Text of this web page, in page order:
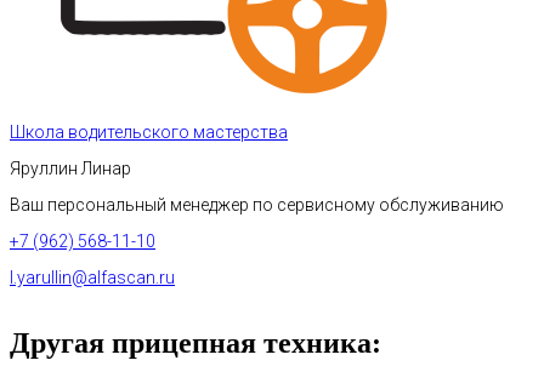
Школа водительского мастерства
Яруллин Линар
Ваш персональный менеджер по сервисному обслуживанию
+7 (962) 568-11-10
l.yarullin@alfascan.ru
Другая прицепная техника: